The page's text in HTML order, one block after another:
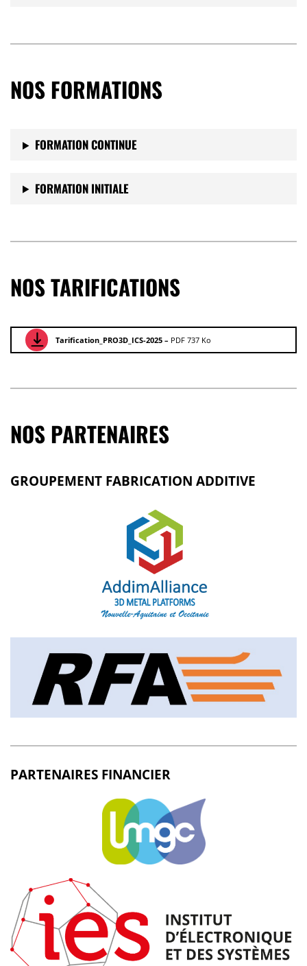
NOS FORMATIONS
FORMATION CONTINUE
FORMATION INITIALE
NOS TARIFICATIONS
Tarification_PRO3D_ICS-2025 – PDF 737 Ko
NOS PARTENAIRES
GROUPEMENT FABRICATION ADDITIVE
PARTENAIRES FINANCIER